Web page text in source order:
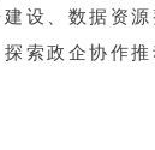
设、数据资
索政企协作